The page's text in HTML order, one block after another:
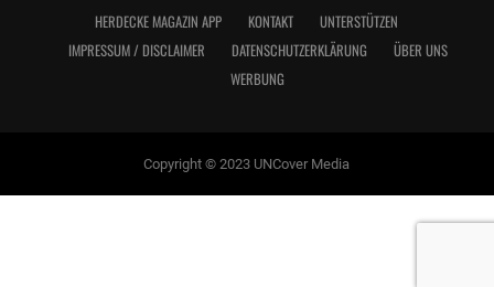
HERDECKE MAGAZIN APP KONTAKT
UNTERSTÜTZEN
IMPRESSUM / DISCLAIMER
DATENSCHUTZERKLÄRUNG
ÜBER UNS
WERBUNG
Copyright © 2023 UNCover Media